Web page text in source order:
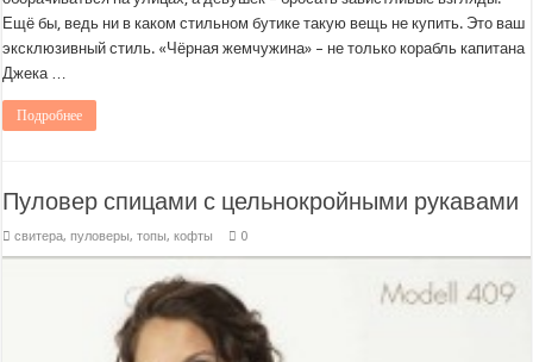
Ещё бы, ведь ни в каком стильном бутике такую вещь не купить. Это ваш
эксклюзивный стиль. «Чёрная жемчужина» – не только корабль капитана
Джека …
Подробнее
Пуловер спицами с цельнокройными рукавами
свитера, пуловеры, топы, кофты 0